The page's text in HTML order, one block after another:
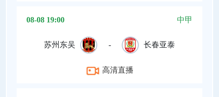
08-08 19:00 中甲
苏州东吴 - 长春亚泰
高清直播